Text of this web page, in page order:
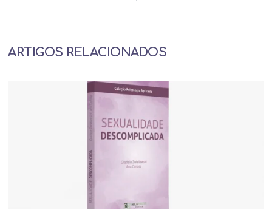
ARTIGOS RELACIONADOS